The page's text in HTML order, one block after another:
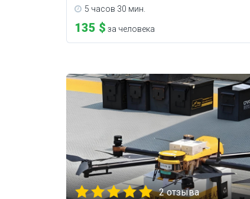
5 часов 30 мин.
135 $ за человека
2 отзыва